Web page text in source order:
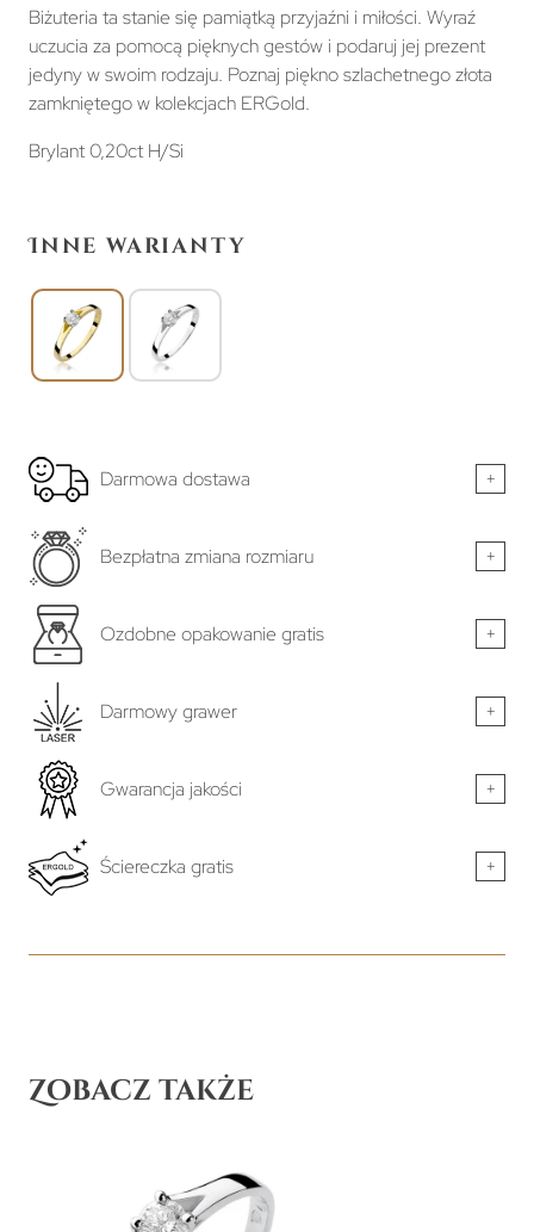
Biżuteria ta stanie się pamiątką przyjaźni i miłości. Wyraź
uczucia za pomocą pięknych gestów i podaruj jej prezent
jedyny w swoim rodzaju. Poznaj piękno szlachetnego złota
zamkniętego w kolekcjach ERGold.
Brylant 0,20ct H/Si
Inne warianty
Darmowa dostawa +
Bezpłatna zmiana rozmiaru +
Ozdobne opakowanie gratis +
Darmowy grawer +
Gwarancja jakości +
Ściereczka gratis +
Zobacz także